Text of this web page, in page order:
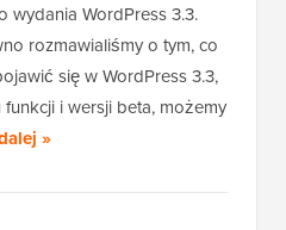
wydania WordPress 3.3.
rozmawialiśmy o tym, co
się w WordPress 3.3,
i wersji beta, możemy
»